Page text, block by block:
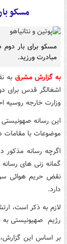
مسکو
مسکو برای بار
مبادرت ورزید.
به گزارش مشرق به
اشغالگر قدس برای
وزارت خارجه
این رسانه صهونیستی
موضوعات با مقامات
اگرچه رسانه مذکور
گمانه زنی های رسانه
نقض حریم هوائی
دارد.
رژیم صهیونیستی به